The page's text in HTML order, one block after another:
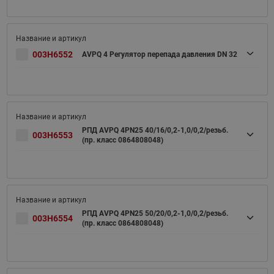
003H6552 AVPQ 4 Регулятор перепада давления DN 32
003H6553
РПД AVPQ 4PN25 40/16/0,2-1,0/0,2/резьб.
(пр. класс 0864808048)
003H6554
РПД AVPQ 4PN25 50/20/0,2-1,0/0,2/резьб.
(пр. класс 0864808048)